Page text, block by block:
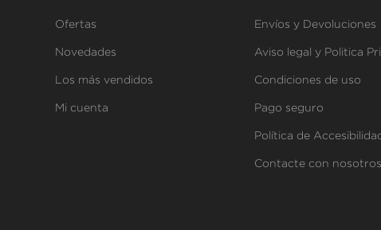
Ofertas
Novedades
Los más vendidos
Mi cuenta
Envíos y Devoluciones
Aviso legal y Politica
Condiciones de uso
Pago seguro
Política de
Contacte con nosotros